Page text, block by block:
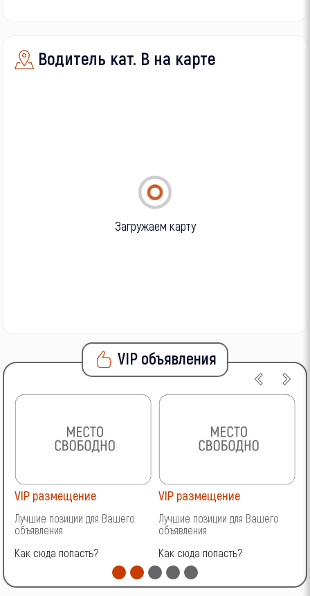
Водитель кат. В на карте
Загружаем карту
VIP объявления
VIP размещение
Лучшие позиции для Вашего
объявления
Как сюда попасть?
VIP размещение
Лучшие позиции для Вашего
объявления
Как сюда попасть?